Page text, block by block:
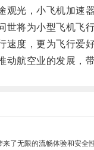
光，小飞机加速器
将为小型飞机飞行
度，更为飞行爱好
航空业的发展，带
了无限的流畅体验和安全性